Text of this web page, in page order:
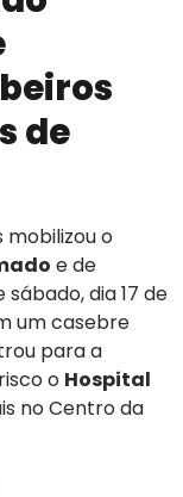
de
mobilizou o
e de
dia 17 de
um casebre
para a
o Hospital
no Centro da